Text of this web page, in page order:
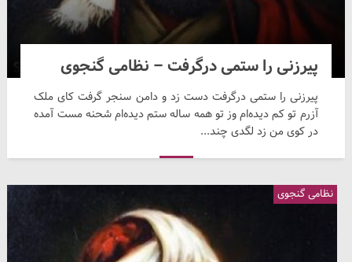
پیرزنی را ستمی درگرفت – نظامی گنجوی
پیرزنی را ستمی درگرفت دست زد و دامن سنجر گرفت کای ملک
آزرم تو کم دیده‌ام وز تو همه ساله ستم دیده‌ام شحنه مست آمده
در کوی من زد لگدی چند...
نظامی گنجوی